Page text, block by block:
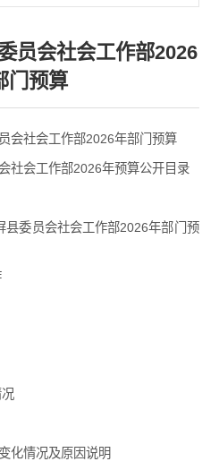
员会社会工作部2026
门预算
会社会工作部2026年部门预算
社会工作部2026年预算公开目录
县委员会社会工作部2026年部门预
化情况及原因说明